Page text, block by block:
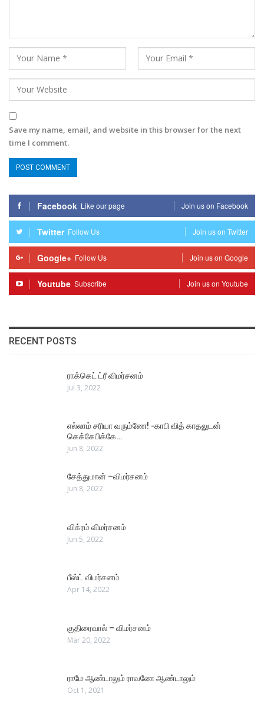
Save my name, email, and website in this browser for the next
time I comment.
Facebook Like our page Join us on Facebook
Twitter Follow Us Join us on Twitter
Google+ Follow Us Join us on Google
Youtube Subscribe Join us on Youtube
RECENT POSTS
ராக்கெட் ட்ரீ விமர்சனம்
Jul 3, 2022
எல்லாம் சரியா வரும்ணே! -காபி வித் காதலுடன்
கெக்கேபிக்கே…
Jun 8, 2022
சேத்துமான் –விமர்சனம்
Jun 8, 2022
விக்ரம் விமர்சனம்
Jun 5, 2022
பீஸ்ட் விமர்சனம்
Apr 14, 2022
குதிரைவால் – விமர்சனம்
Mar 20, 2022
ராமே ஆண்டாலும் ராவணே ஆண்டாலும்
Oct 1, 2021